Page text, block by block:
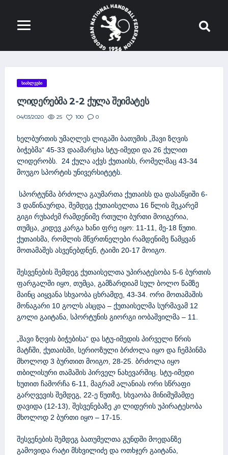
ᲡᲘᲐᲮᲚᲔᲔᲑᲘ
ᲚᲘᲓᲔᲠᲔᲑᲛᲐ 2-2 ᲥᲣᲚᲐ ᲨᲔᲘᲛᲐᲢᲔᲡ
04/03/2020 25 100 0
ხელბურთის უმაღლეს ლიგაში ბათუმის „შავი ზღვის
ბიჭებმა“ 45-33 დაამარცხა სტუ-იმედი და 26 ქულით
ლიდერობს. 24 ქულა აქვს ქუთაისს, რომელმაც 43-34
მოუგო სპორტის უნივერსიტეტს.
სპორტუნმა ბრძოლა გაუმართა ქუთაისს და დასაწყიში 6-
3 დაწინაურდა, შემდეგ ქუთაისელთა 16 წლის მეკარემ
გიგი რუხაძემ რამდენიმე რთული ბურთი მოიგერია,
თუმცა, კიდევ კარგა ხანი ფრე იყო: 11-11, მე-18 წუთი.
ქუთაისმა, რომლის მწვრთნელები რამდენიმე წამყვან
მოთამაშეს ასვენებდნენ, ტაიმი 20-17 მოიგო.
შესვენების შემდეგ ქუთაისელთა უპირატესობა 5-6 ბურთის
ფარგალში იყო, თუმცა, გამზარდიამ სულ ბოლო წამზე
მაინც აიყვანა სხვაობა ცხრამდე, 43-34. ორი მოთამაშის
მონაგარი 10 გოლს ასცდა – ქუთაისელმა სურმავამ 12
გოლი გაიტანა, სპორტუნის გიორგი იობაშვილმა – 11.
„შავი ზღვის ბიჭებისა“ და სტუ-იმედის პირველი წრის
მატჩში, ქუთაისში, სერიოზული ბრძოლა იყო და ჩემპინმა
მხოლოდ 3 ბურთით მოიგო, 28-25. ბრძოლა იყო
თბილისური თამაშის პირველ ნახევარშიც. სტუ-იმედი
ხუთით ჩამორჩა 6-11, მაგრამ ალანიას ორი სწრაფი
გარღვევის შემდეგ, 22-ე წუთზე, სხვაობა მინიმუმამდე
დავიდა (12-13), შესვენებაზე კი ლიდერის უპირატესობა
მხოლოდ 2 ბურთი იყო – 17-15.
შესვენების შემდეგ ბათუმელთა გუნდში მოედანზე
გამოვიდა რატი მსხვილიძე და ოთხჯერ გაიტანა,